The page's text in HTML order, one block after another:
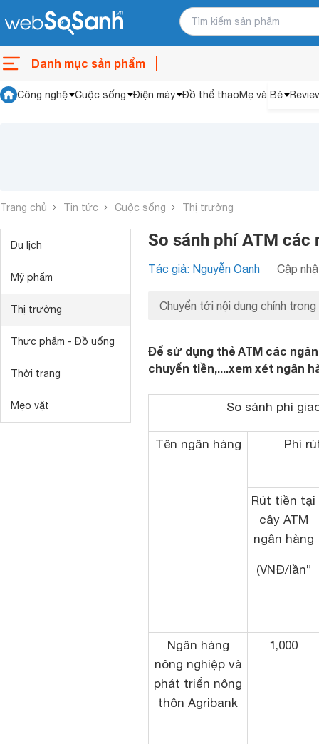
Danh mục sản phẩm
Công nghệ Cuộc sống Điện máy Đồ thể thaoMẹ và Bé
Trang chủ Tin tức Cuộc sống Thị trường
Du lịch
Mỹ phẩm
Thị trường
Thực phẩm - Đồ uống
Thời trang
Mẹo vặt
So sánh phí ATM các
Tác giả: Nguyễn Oanh Cập
Chuyển tới nội dung chính trong
Để sử dụng thẻ ATM các
chuyển tiền,....xem xét ngân
So sánh phí
Tên ngân hàng Phí
Rút tiền tại
cây ATM
ngân hàng
(VNĐ/lần”
Ngân hàng
nông nghiệp và
phát triển nông
thôn Agribank
1,000